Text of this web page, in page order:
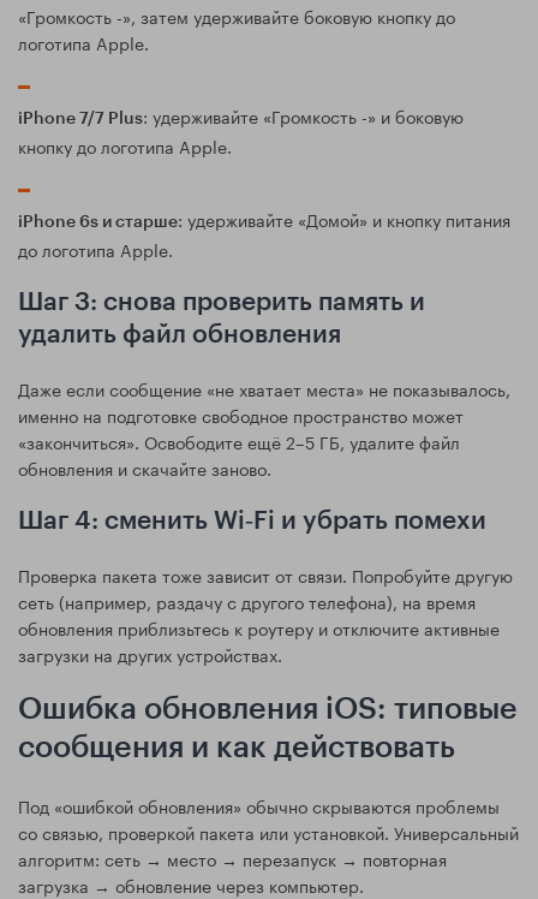
«Громкость -», затем удерживайте боковую кнопку до
логотипа Apple.
iPhone 7/7 Plus: удерживайте «Громкость -» и боковую
кнопку до логотипа Apple.
iPhone 6s и старше: удерживайте «Домой» и кнопку питания
до логотипа Apple.
Шаг 3: снова проверить память и
удалить файл обновления
Даже если сообщение «не хватает места» не показывалось,
именно на подготовке свободное пространство может
«закончиться». Освободите ещё 2–5 ГБ, удалите файл
обновления и скачайте заново.
Шаг 4: сменить Wi‑Fi и убрать помехи
Проверка пакета тоже зависит от связи. Попробуйте другую
сеть (например, раздачу с другого телефона), на время
обновления приблизьтесь к роутеру и отключите активные
загрузки на других устройствах.
Ошибка обновления iOS: типовые
сообщения и как действовать
Под «ошибкой обновления» обычно скрываются проблемы
со связью, проверкой пакета или установкой. Универсальный
алгоритм: сеть → место → перезапуск → повторная
загрузка → обновление через компьютер.